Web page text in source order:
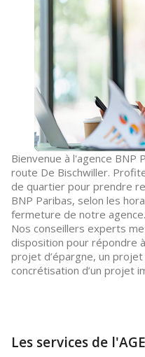
Bienvenue à l'agence BNP
route De Bischwiller.
de quartier pour prendre
BNP Paribas, selon les
fermeture de notre agence.
Nos conseillers experts
disposition pour répondre
projet d’épargne, un
concrétisation d’un projet
Les services de